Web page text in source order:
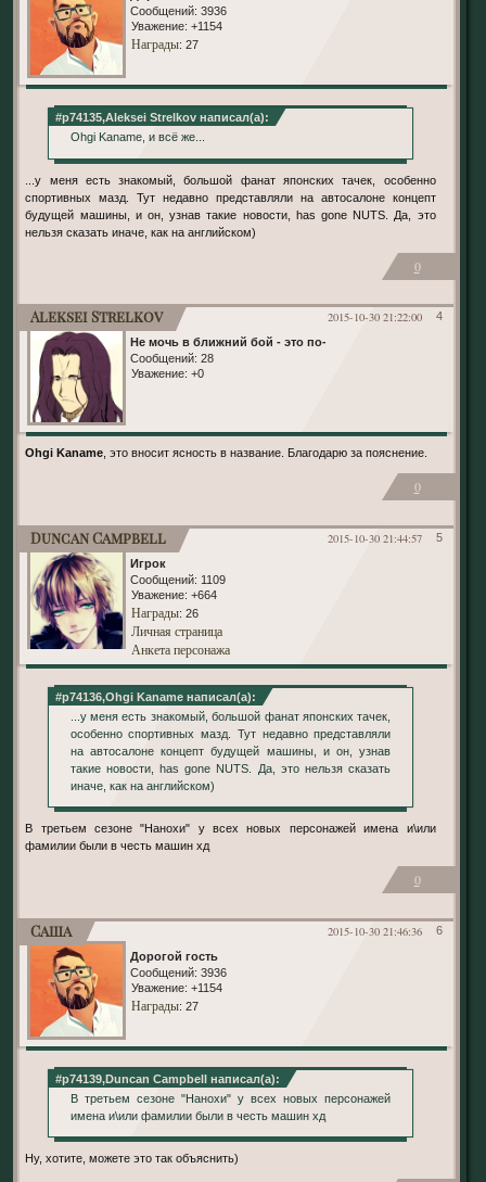
Сообщений: 3936
Уважение: +1154
Награды: 27
#p74135,Aleksei Strelkov написал(а):
Ohgi Kaname, и всё же...
...у меня есть знакомый, большой фанат японских тачек, особенно
спортивных мазд. Тут недавно представляли на автосалоне концепт
будущей машины, и он, узнав такие новости, has gone NUTS. Да, это
нельзя сказать иначе, как на английском)
0
4
2015-10-30 21:22:00
Aleksei Strelkov
Не мочь в ближний бой - это по-нашему!
Сообщений: 28
Уважение: +0
Ohgi Kaname , это вносит ясность в название. Благодарю за пояснение.
0
5
2015-10-30 21:44:57
Duncan Campbell
Игрок
Сообщений: 1109
Уважение: +664
Награды: 26
Личная страница
Анкета персонажа
#p74136,Ohgi Kaname написал(а):
...у меня есть знакомый, большой фанат японских тачек,
особенно спортивных мазд. Тут недавно представляли
на автосалоне концепт будущей машины, и он, узнав
такие новости, has gone NUTS. Да, это нельзя сказать
иначе, как на английском)
В третьем сезоне "Нанохи" у всех новых персонажей имена и\или
фамилии были в честь машин хд
0
6
2015-10-30 21:46:36
Саша
Дорогой гость
Сообщений: 3936
Уважение: +1154
Награды: 27
#p74139,Duncan Campbell написал(а):
В третьем сезоне "Нанохи" у всех новых персонажей
имена и\или фамилии были в честь машин хд
Ну, хотите, можете это так объяснить)